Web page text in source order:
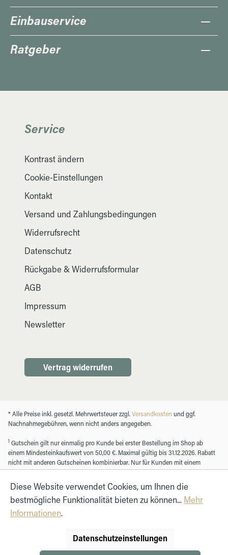
Einbauservice
Ratgeber
Service
Kontrast ändern
Cookie-Einstellungen
Kontakt
Versand und Zahlungsbedingungen
Widerrufsrecht
Datenschutz
Rückgabe & Widerrufsformular
AGB
Impressum
Newsletter
Vertrag widerrufen
* Alle Preise inkl. gesetzl. Mehrwertsteuer zzgl.Versandkosten und ggf.
Nachnahmegebühren, wenn nicht anders angegeben.
1 Gutschein gilt nur einmalig pro Kunde bei erster Bestellung im Shop ab
einem Mindesteinkaufswert von 50,00 €. Maximal gültig bis 31.12.2026. Rabatt
nicht mit anderen Gutscheinen kombinierbar. Nur für Kunden mit einem
registrierten Kundenkonto.
Diese Website verwendet Cookies, um Ihnen die
bestmögliche Funktionalität bieten zu können... Mehr
Informationen.
Datenschutzeinstellungen